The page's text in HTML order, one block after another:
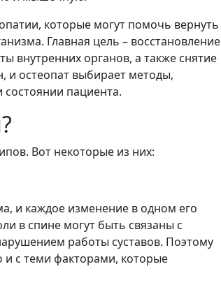
которые могут помочь вернуть
Главная цель – восстановление
внутренних органов, а также снятие
и остеопат выбирает методы,
пациента.
Вот некоторые из них:
и каждое изменение в одном его
в спине могут быть связаны с
работы суставов. Поэтому
с теми факторами, которые